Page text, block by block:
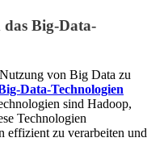
Big-Data-
von Big Data zu
Data-Technologien
sind Hadoop,
Technologien
effizient zu verarbeiten und